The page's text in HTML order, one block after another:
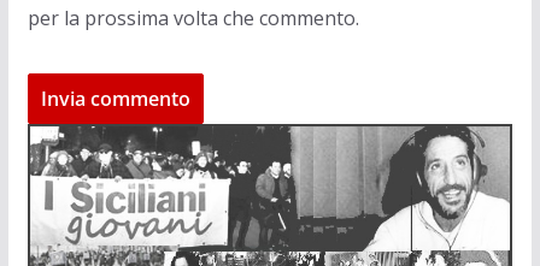
per la prossima volta che commento.